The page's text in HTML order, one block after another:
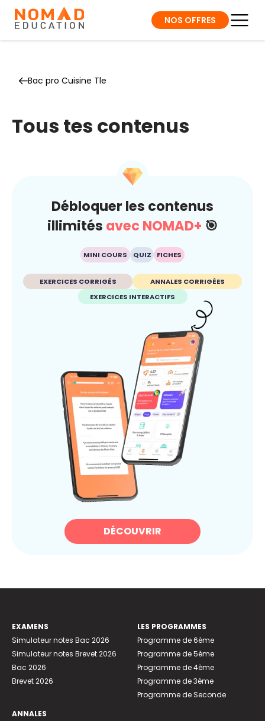
NOS OFFRES
Bac pro Cuisine Tle
Tous tes contenus
Débloquer les contenus
illimités avec NOMAD+ 🎯
MINI COURS QUIZ FICHES
EXERCICES CORRIGÉS
ANNALES CORRIGÉES
EXERCICES INTERACTIFS
DÉCOUVRIR
EXAMENS
Simulateur notes Bac 2026
Simulateur notes Brevet 2026
Bac 2026
Brevet 2026
ANNALES
LES PROGRAMMES
Programme de 6ème
Programme de 5ème
Programme de 4ème
Programme de 3ème
Programme de Seconde